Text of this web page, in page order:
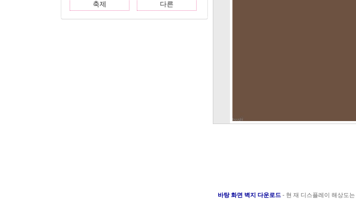
축제 다른
바탕 화면 벽지 다운로드 - 현 재 디스플레이 해상도는